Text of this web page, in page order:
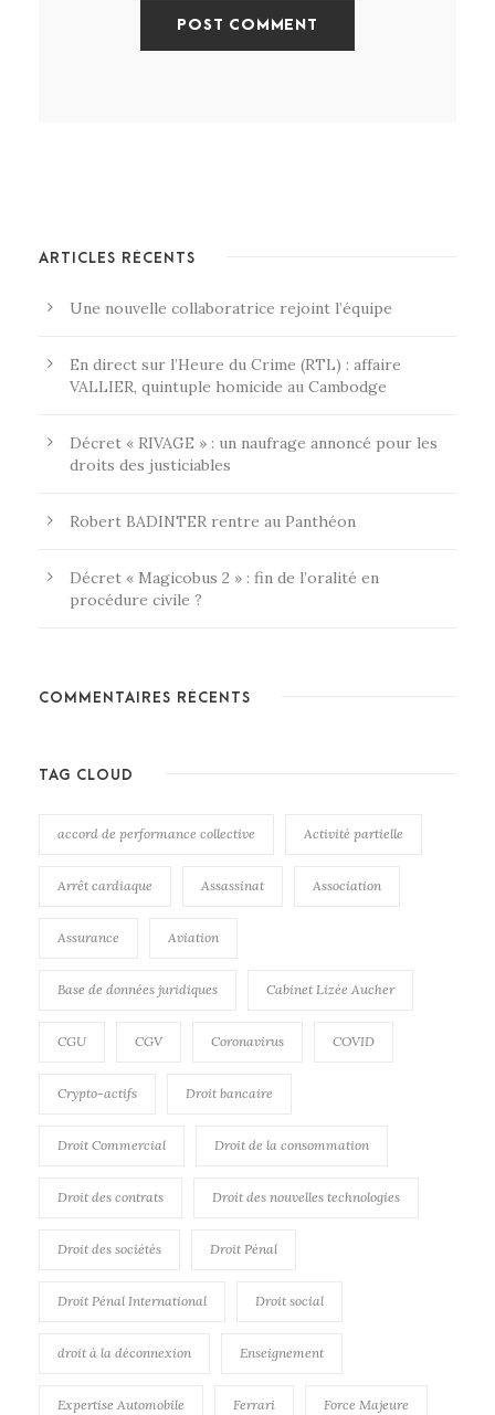
ARTICLES RÉCENTS
Une nouvelle collaboratrice rejoint l’équipe
En direct sur l’Heure du Crime (RTL) : affaire
VALLIER, quintuple homicide au Cambodge
Décret « RIVAGE » : un naufrage annoncé pour les
droits des justiciables
Robert BADINTER rentre au Panthéon
Décret « Magicobus 2 » : fin de l’oralité en
procédure civile ?
COMMENTAIRES RÉCENTS
TAG CLOUD
accord de performance collective Activité partielle
Arrêt cardiaque Assassinat Association
Assurance Aviation
Base de données juridiques Cabinet Lizée Aucher
CGU CGV Coronavirus COVID
Crypto-actifs Droit bancaire
Droit Commercial Droit de la consommation
Droit des contrats Droit des nouvelles technologies
Droit des sociétés Droit Pénal
Droit Pénal International Droit social
droit à la déconnexion Enseignement
Expertise Automobile Ferrari Force Majeure